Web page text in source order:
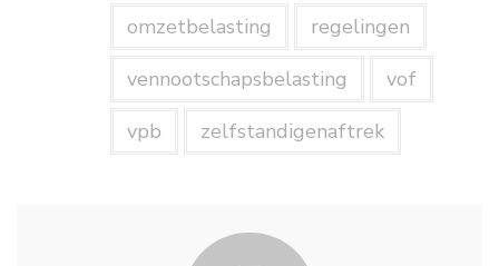
omzetbelasting
regelingen
vennootschapsbelasting
vof
vpb
zelfstandigenaftrek